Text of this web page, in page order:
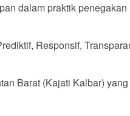
dalam praktik
Responsif,
Barat (Kajati Kalbar)